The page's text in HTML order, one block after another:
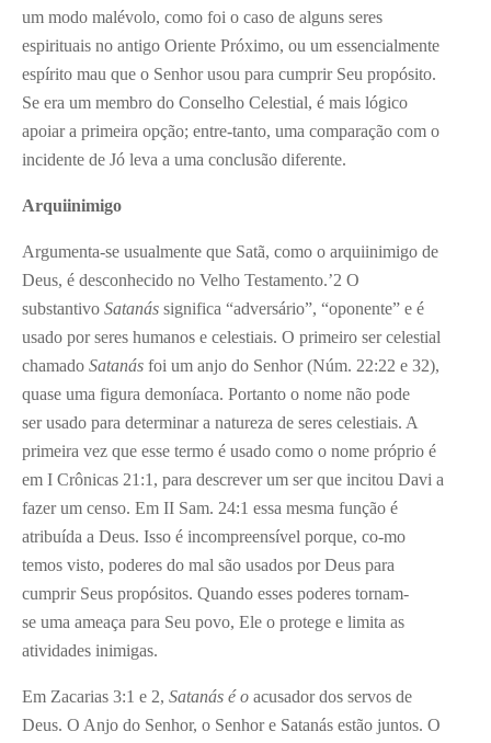
um modo malévolo, como foi o caso de alguns seres
espirituais no antigo Oriente Próximo, ou um essencialmente
espírito mau que o Senhor usou para cumprir Seu propósito.
Se era um membro do Conselho Celestial, é mais lógico
apoiar a primeira opção; entre-tanto, uma comparação com o
incidente de Jó leva a uma conclusão diferente.
Arquiinimigo
Argumenta-se usualmente que Satã, como o arquiinimigo de
Deus, é desconhecido no Velho Testamento.’2 O
substantivo Satanás significa “adversário”, “oponente” e é
usado por seres humanos e celestiais. O primeiro ser celestial
chamado Satanás foi um anjo do Senhor (Núm. 22:22 e 32),
quase uma figura demoníaca. Portanto o nome não pode
ser usado para determinar a natureza de seres celestiais. A
primeira vez que esse termo é usado como o nome próprio é
em I Crônicas 21:1, para descrever um ser que incitou Davi a
fazer um censo. Em II Sam. 24:1 essa mesma função é
atribuída a Deus. Isso é incompreensível porque, co-mo
temos visto, poderes do mal são usados por Deus para
cumprir Seus propósitos. Quando esses poderes tornam-
se uma ameaça para Seu povo, Ele o protege e limita as
atividades inimigas.
Em Zacarias 3:1 e 2, Satanás é o acusador dos servos de
Deus. O Anjo do Senhor, o Senhor e Satanás estão juntos. O